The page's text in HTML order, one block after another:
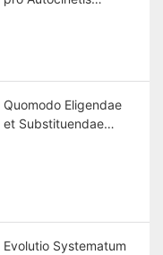
Quomodo Eligendae
et Substituendae
Evolutio Systematum